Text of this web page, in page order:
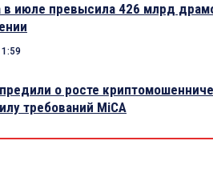
в июле превысила 426 млрд
о росте
требований MiCA